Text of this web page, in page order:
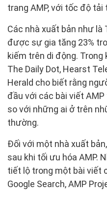
trang AMP, với tốc độ tải
Các nhà xuất bản như
được sự gia tăng 23%
kiếm trên di động. Trong
The Daily Dot, Hearst
Herald cho biết rằng
đầu với các bài viết
so với những ai ở trên
thường.
Đối với một nhà xuất
sau khi tối ưu hóa AMP.
tiết lộ trong một bài viết
Google Search, AMP